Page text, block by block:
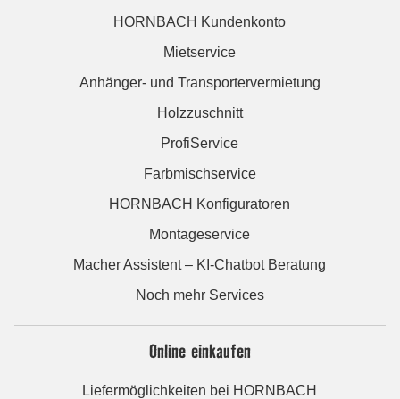
HORNBACH Kundenkonto
Mietservice
Anhänger- und Transportervermietung
Holzzuschnitt
ProfiService
Farbmischservice
HORNBACH Konfiguratoren
Montageservice
Macher Assistent – KI-Chatbot Beratung
Noch mehr Services
Online einkaufen
Liefermöglichkeiten bei HORNBACH